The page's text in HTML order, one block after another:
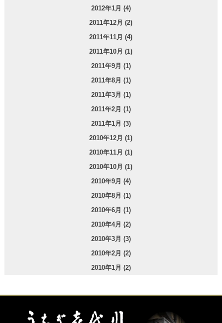
2012年1月 (4)
2011年12月 (2)
2011年11月 (4)
2011年10月 (1)
2011年9月 (1)
2011年8月 (1)
2011年3月 (1)
2011年2月 (1)
2011年1月 (3)
2010年12月 (1)
2010年11月 (1)
2010年10月 (1)
2010年9月 (4)
2010年8月 (1)
2010年6月 (1)
2010年4月 (2)
2010年3月 (3)
2010年2月 (2)
2010年1月 (2)